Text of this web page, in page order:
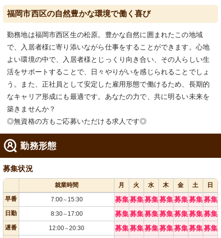
福岡市西区の自然豊かな環境で働く喜び
勤務地は福岡市西区生の松原。豊かな自然に囲まれたこの地域
で、入居者様に寄り添いながら仕事をすることができます。心地
よい環境の中で、入居者様とじっくり向き合い、その人らしい生
活をサポートすることで、日々やりがいを感じられることでしょ
う。また、正社員として安定した雇用形態で働けるため、長期的
なキャリア形成にも最適です。あなたの力で、共に明るい未来を
築きませんか？
◎無資格の方もご応募いただける求人です◎
勤務形態
募集状況
就業時間 月 火 水 木 金 土
日
早番
7:00～ 15:30 募集募集募集募集募集募集募集
日勤 8:30～ 17:00 募集募集募集募集募集募集募集
遅番 12:00～20:30 募集募集募集募集募集募集募集